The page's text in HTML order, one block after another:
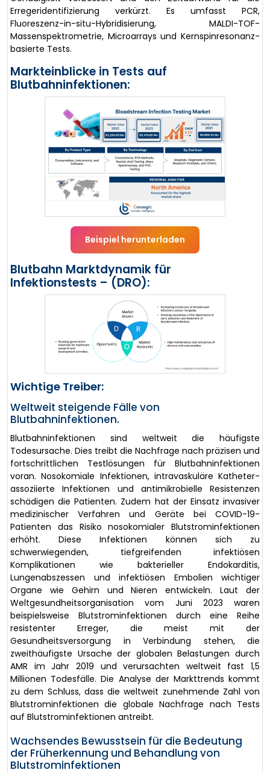
Erregeridentifizierung verkürzt. Es umfasst PCR,
Fluoreszenz-in-situ-Hybridisierung, MALDI-TOF-
Massenspektrometrie, Microarrays und Kernspinresonanz-
basierte Tests.
Markteinblicke in Tests auf
Blutbahninfektionen:
Beispiel herunterladen
Blutbahn Marktdynamik für
Infektionstests – (DRO):
Wichtige Treiber:
Weltweit steigende Fälle von
Blutbahninfektionen.
Blutbahninfektionen sind weltweit die häufigste
Todesursache. Dies treibt die Nachfrage nach präzisen und
fortschrittlichen Testlösungen für Blutbahninfektionen
voran. Nosokomiale Infektionen, intravaskuläre Katheter-
assoziierte Infektionen und antimikrobielle Resistenzen
schädigen die Patienten. Zudem hat der Einsatz invasiver
medizinischer Verfahren und Geräte bei COVID-19-
Patienten das Risiko nosokomialer Blutstrominfektionen
erhöht. Diese Infektionen können sich zu
schwerwiegenden, tiefgreifenden infektiösen
Komplikationen wie bakterieller Endokarditis,
Lungenabszessen und infektiösen Embolien wichtiger
Organe wie Gehirn und Nieren entwickeln. Laut der
Weltgesundheitsorganisation vom Juni 2023 waren
beispielsweise Blutstrominfektionen durch eine Reihe
resistenter Erreger, die meist mit der
Gesundheitsversorgung in Verbindung stehen, die
zweithäufigste Ursache der globalen Belastungen durch
AMR im Jahr 2019 und verursachten weltweit fast 1,5
Millionen Todesfälle. Die Analyse der Markttrends kommt
zu dem Schluss, dass die weltweit zunehmende Zahl von
Blutstrominfektionen die globale Nachfrage nach Tests
auf Blutstrominfektionen antreibt.
Wachsendes Bewusstsein für die Bedeutung
der Früherkennung und Behandlung von
Blutstrominfektionen